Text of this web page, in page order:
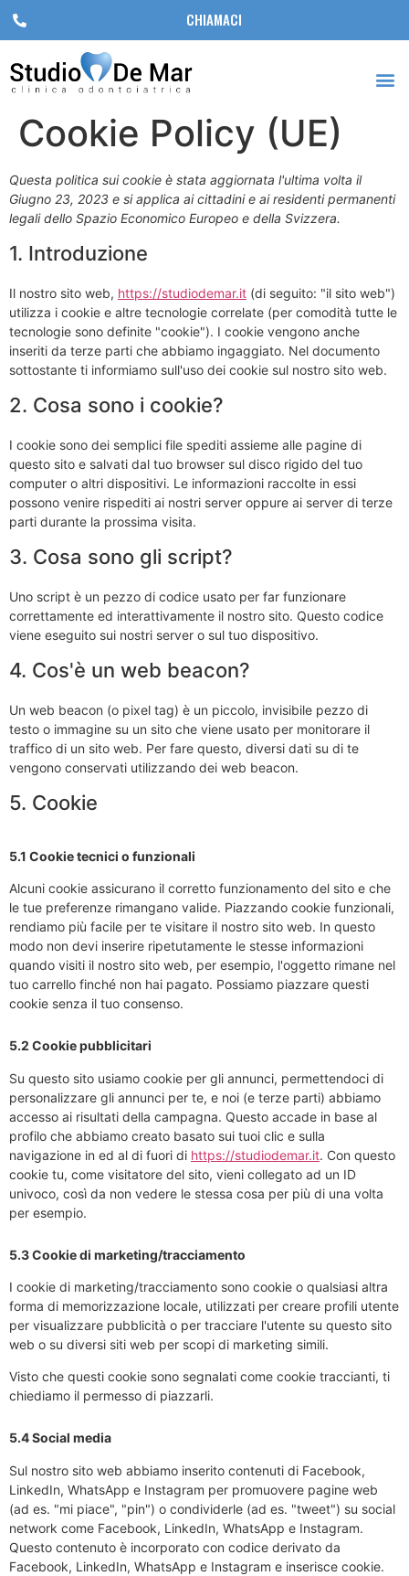
CHIAMACI
Cookie Policy (UE)
Questa politica sui cookie è stata aggiornata l'ultima volta il
Giugno 23, 2023 e si applica ai cittadini e ai residenti permanenti
legali dello Spazio Economico Europeo e della Svizzera.
1. Introduzione
Il nostro sito web, https://studiodemar.it (di seguito: "il sito web")
utilizza i cookie e altre tecnologie correlate (per comodità tutte le
tecnologie sono definite "cookie"). I cookie vengono anche
inseriti da terze parti che abbiamo ingaggiato. Nel documento
sottostante ti informiamo sull'uso dei cookie sul nostro sito web.
2. Cosa sono i cookie?
I cookie sono dei semplici file spediti assieme alle pagine di
questo sito e salvati dal tuo browser sul disco rigido del tuo
computer o altri dispositivi. Le informazioni raccolte in essi
possono venire rispediti ai nostri server oppure ai server di terze
parti durante la prossima visita.
3. Cosa sono gli script?
Uno script è un pezzo di codice usato per far funzionare
correttamente ed interattivamente il nostro sito. Questo codice
viene eseguito sui nostri server o sul tuo dispositivo.
4. Cos'è un web beacon?
Un web beacon (o pixel tag) è un piccolo, invisibile pezzo di
testo o immagine su un sito che viene usato per monitorare il
traffico di un sito web. Per fare questo, diversi dati su di te
vengono conservati utilizzando dei web beacon.
5. Cookie
5.1 Cookie tecnici o funzionali
Alcuni cookie assicurano il corretto funzionamento del sito e che
le tue preferenze rimangano valide. Piazzando cookie funzionali,
rendiamo più facile per te visitare il nostro sito web. In questo
modo non devi inserire ripetutamente le stesse informazioni
quando visiti il nostro sito web, per esempio, l'oggetto rimane nel
tuo carrello finché non hai pagato. Possiamo piazzare questi
cookie senza il tuo consenso.
5.2 Cookie pubblicitari
Su questo sito usiamo cookie per gli annunci, permettendoci di
personalizzare gli annunci per te, e noi (e terze parti) abbiamo
accesso ai risultati della campagna. Questo accade in base al
profilo che abbiamo creato basato sui tuoi clic e sulla
navigazione in ed al di fuori di https://studiodemar.it. Con questo
cookie tu, come visitatore del sito, vieni collegato ad un ID
univoco, così da non vedere le stessa cosa per più di una volta
per esempio.
5.3 Cookie di marketing/tracciamento
I cookie di marketing/tracciamento sono cookie o qualsiasi altra
forma di memorizzazione locale, utilizzati per creare profili utente
per visualizzare pubblicità o per tracciare l'utente su questo sito
web o su diversi siti web per scopi di marketing simili.
Visto che questi cookie sono segnalati come cookie traccianti, ti
chiediamo il permesso di piazzarli.
5.4 Social media
Sul nostro sito web abbiamo inserito contenuti di Facebook,
LinkedIn, WhatsApp e Instagram per promuovere pagine web
(ad es. "mi piace", "pin") o condividerle (ad es. "tweet") su social
network come Facebook, LinkedIn, WhatsApp e Instagram.
Questo contenuto è incorporato con codice derivato da
Facebook, LinkedIn, WhatsApp e Instagram e inserisce cookie.